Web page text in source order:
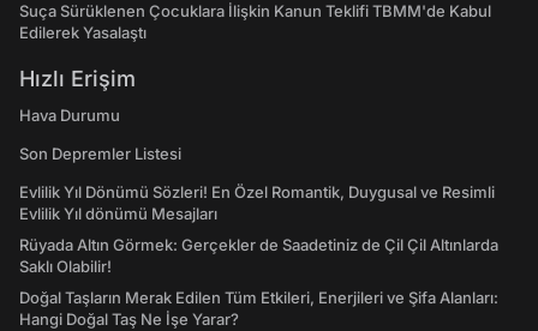
Suça Sürüklenen Çocuklara İlişkin Kanun Teklifi TBMM'de Kabul
Edilerek Yasalaştı
Hızlı Erişim
Hava Durumu
Son Depremler Listesi
Evlilik Yıl Dönümü Sözleri! En Özel Romantik, Duygusal ve Resimli
Evlilik Yıl dönümü Mesajları
Rüyada Altın Görmek: Gerçekler de Saadetiniz de Çil Çil Altınlarda
Saklı Olabilir!
Doğal Taşların Merak Edilen Tüm Etkileri, Enerjileri ve Şifa Alanları:
Hangi Doğal Taş Ne İşe Yarar?